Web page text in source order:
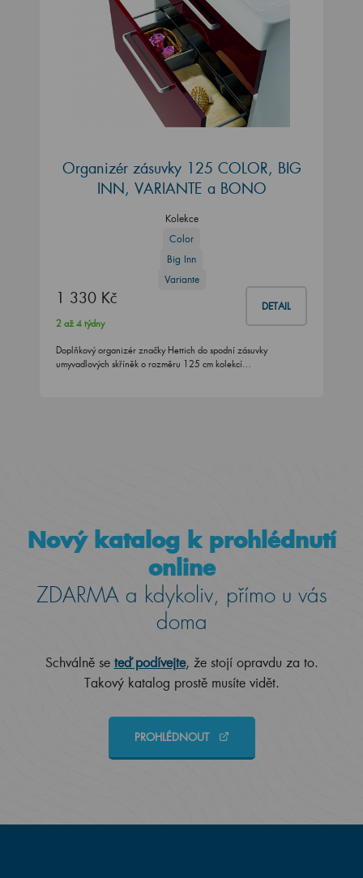
Organizér zásuvky 125 COLOR, BIG
INN, VARIANTE a BONO
Kolekce
Color
Big Inn
Variante
1 330 Kč DETAIL
2 až 4 týdny
Doplňkový organizér značky Hettich do spodní zásuvky
umyvadlových skříněk o rozměru 125 cm kolekcí…
Nový katalog k prohlédnutí
online
ZDARMA a kdykoliv, přímo u vás
doma
Schválně se teď podívejte, že stojí opravdu za to.
Takový katalog prostě musíte vidět.
PROHLÉDNOUT